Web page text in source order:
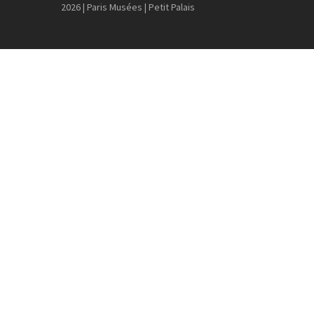
2026 | Paris Musées | Petit Palais